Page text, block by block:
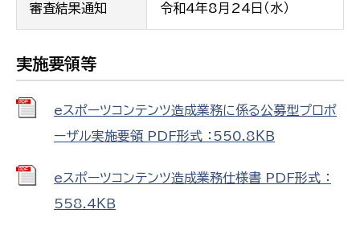
審査結果通知 令和4年8月24日（水）
実施要領等
eスポーツコンテンツ造成業務に係る公募型プロポ
ーザル実施要領 PDF形式 ：550.8ＫＢ
eスポーツコンテンツ造成業務仕様書 PDF形式 ：
558.4ＫＢ